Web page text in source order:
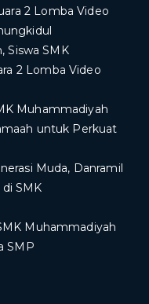
2 Lomba Video
Siswa SMK
2 Lomba Video
Muhammadiyah
untuk Perkuat
Muda, Danramil
SMK
Muhammadiyah
SMP